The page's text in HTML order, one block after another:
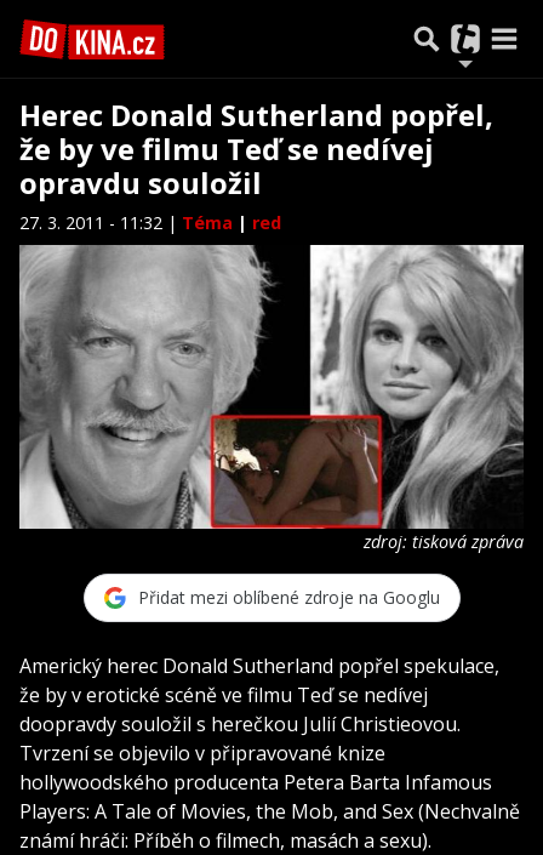
Herec Donald Sutherland popřel,
že by ve filmu Teď se nedívej
opravdu souložil
27. 3. 2011 - 11:32 | Téma | red
zdroj: tisková zpráva
Přidat mezi oblíbené zdroje na Googlu
Americký herec Donald Sutherland popřel spekulace,
že by v erotické scéně ve filmu Teď se nedívej
doopravdy souložil s herečkou Julií Christieovou.
Tvrzení se objevilo v připravované knize
hollywoodského producenta Petera Barta Infamous
Players: A Tale of Movies, the Mob, and Sex (Nechvalně
známí hráči: Příběh o filmech, masách a sexu).